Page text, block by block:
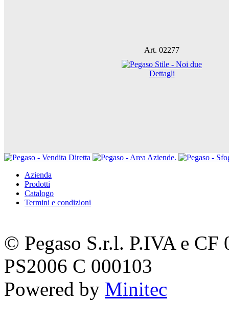
Art. 02277
Dettagli
Azienda
Prodotti
Catalogo
Termini e condizioni
© Pegaso S.r.l. P.IVA e
PS2006 C 000103
Powered by Minitec